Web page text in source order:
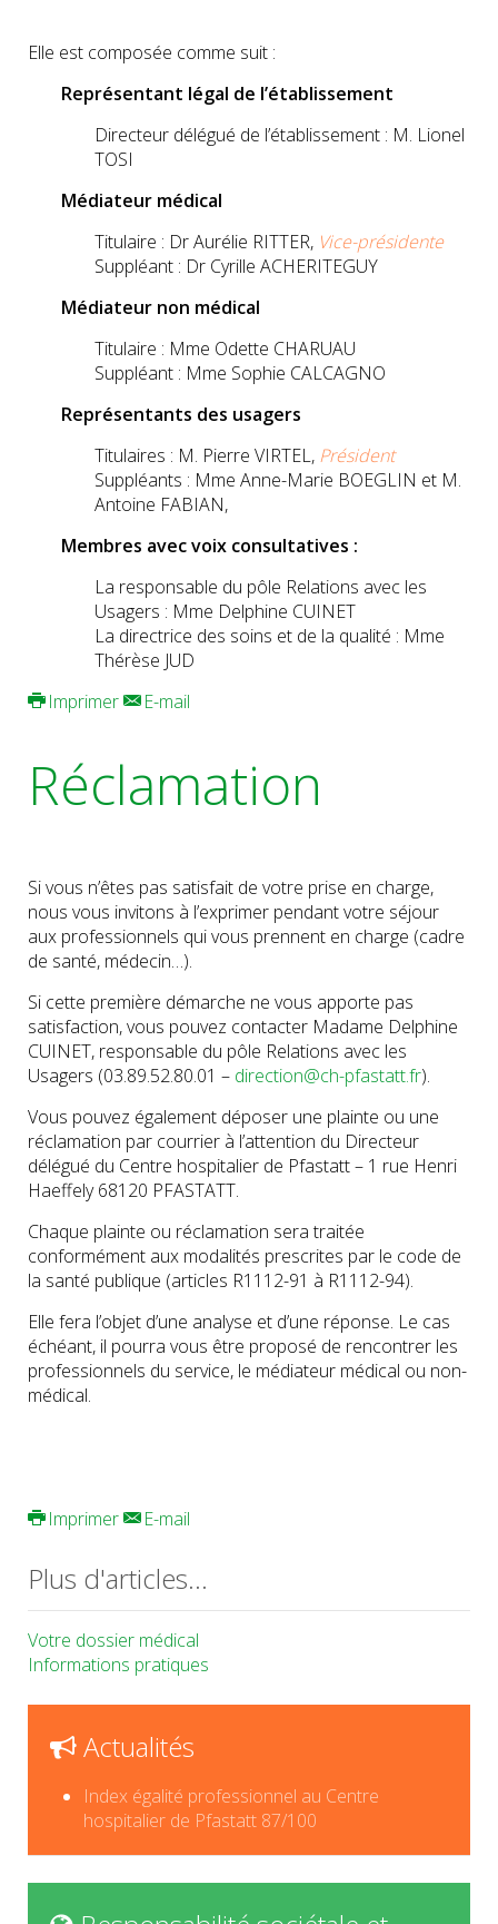
Elle est composée comme suit :
Représentant légal de l’établissement
Directeur délégué de l’établissement : M. Lionel
TOSI
Médiateur médical
Titulaire : Dr Aurélie RITTER, Vice-présidente
Suppléant : Dr Cyrille ACHERITEGUY
Médiateur non médical
Titulaire : Mme Odette CHARUAU
Suppléant : Mme Sophie CALCAGNO
Représentants des usagers
Titulaires : M. Pierre VIRTEL, Président
Suppléants : Mme Anne-Marie BOEGLIN et M.
Antoine FABIAN,
Membres avec voix consultatives :
La responsable du pôle Relations avec les
Usagers : Mme Delphine CUINET
La directrice des soins et de la qualité : Mme
Thérèse JUD
Imprimer
E-mail
Réclamation
Si vous n’êtes pas satisfait de votre prise en charge,
nous vous invitons à l’exprimer pendant votre séjour
aux professionnels qui vous prennent en charge (cadre
de santé, médecin…).
Si cette première démarche ne vous apporte pas
satisfaction, vous pouvez contacter Madame Delphine
CUINET, responsable du pôle Relations avec les
Usagers (03.89.52.80.01 – direction@ch-pfastatt.fr).
Vous pouvez également déposer une plainte ou une
réclamation par courrier à l’attention du Directeur
délégué du Centre hospitalier de Pfastatt – 1 rue Henri
Haeffely 68120 PFASTATT.
Chaque plainte ou réclamation sera traitée
conformément aux modalités prescrites par le code de
la santé publique (articles R1112-91 à R1112-94).
Elle fera l’objet d’une analyse et d’une réponse. Le cas
échéant, il pourra vous être proposé de rencontrer les
professionnels du service, le médiateur médical ou non-
médical.
Imprimer E-mail
Plus d'articles...
Votre dossier médical
Informations pratiques
Actualités
Index égalité professionnel au Centre
hospitalier de Pfastatt 87/100